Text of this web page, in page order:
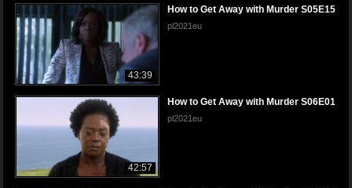
43:39
How to Get Away with Murder S05E15
pl2021eu
42:57
How to Get Away with Murder S06E01
pl2021eu